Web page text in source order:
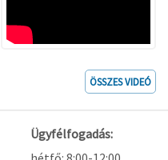
ÖSSZES VIDEÓ
Ügyfélfogadás: